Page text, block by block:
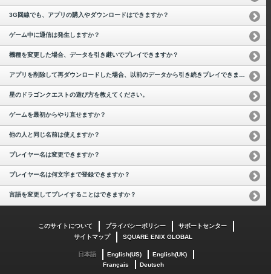
3G回線でも、アプリの購入やダウンロードはできますか？
ゲーム中に通信は発生しますか？
機種を変更した場合、データを引き継いでプレイできますか？
星のドラゴンクエストの遊び方を教えてください。
ゲームを最初からやり直せますか？
他の人と同じ名前は使えますか？
プレイヤー名は変更できますか？
プレイヤー名は何文字まで登録できますか？
言語を変更してプレイすることはできますか？
このサイトについて プライバシーポリシー
サポートセンター
サイトマップ
SQUARE ENIX GLOBAL
日本語 English(US)
English(UK)
Français
Deutsch